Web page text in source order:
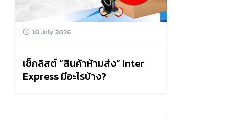
10 July 2026
เช็กลิสต์ “สินค้าห้ามส่ง” Inter
Express มีอะไรบ้าง?